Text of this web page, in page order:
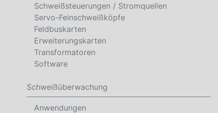
Schweißsteuerungen / Stromquellen
Servo-Feinschweißköpfe
Feldbuskarten
Erweiterungskarten
Transformatoren
Software
Schweißüberwachung
Anwendungen